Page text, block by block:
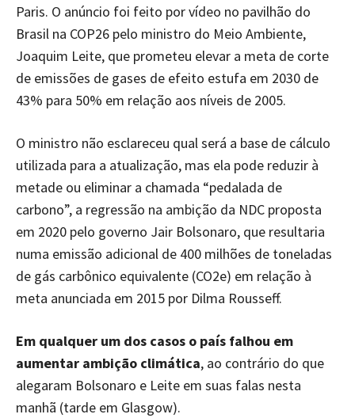
Paris. O anúncio foi feito por vídeo no pavilhão do
Brasil na COP26 pelo ministro do Meio Ambiente,
Joaquim Leite, que prometeu elevar a meta de corte
de emissões de gases de efeito estufa em 2030 de
43% para 50% em relação aos níveis de 2005.
O ministro não esclareceu qual será a base de cálculo
utilizada para a atualização, mas ela pode reduzir à
metade ou eliminar a chamada “pedalada de
carbono”, a regressão na ambição da NDC proposta
em 2020 pelo governo Jair Bolsonaro, que resultaria
numa emissão adicional de 400 milhões de toneladas
de gás carbônico equivalente (CO2e) em relação à
meta anunciada em 2015 por Dilma Rousseff.
Em qualquer um dos casos o país falhou em
aumentar ambição climática, ao contrário do que
alegaram Bolsonaro e Leite em suas falas nesta
manhã (tarde em Glasgow).